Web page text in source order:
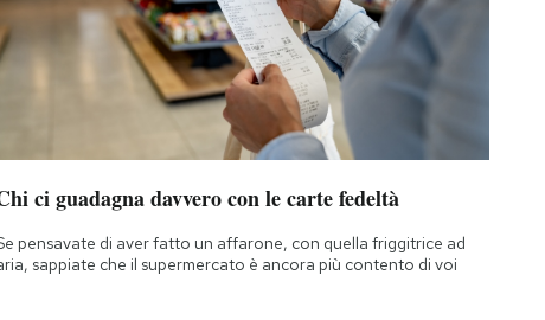
ci guadagna davvero con le carte fedeltà
pensavate di aver fatto un affarone, con quella friggitrice ad
sappiate che il supermercato è ancora più contento di voi